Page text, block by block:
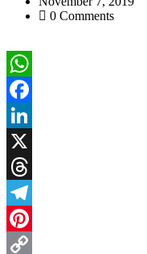
0 Comments
WhatsApp
Facebook
LinkedIn
X
Threads
Telegram
Pinterest